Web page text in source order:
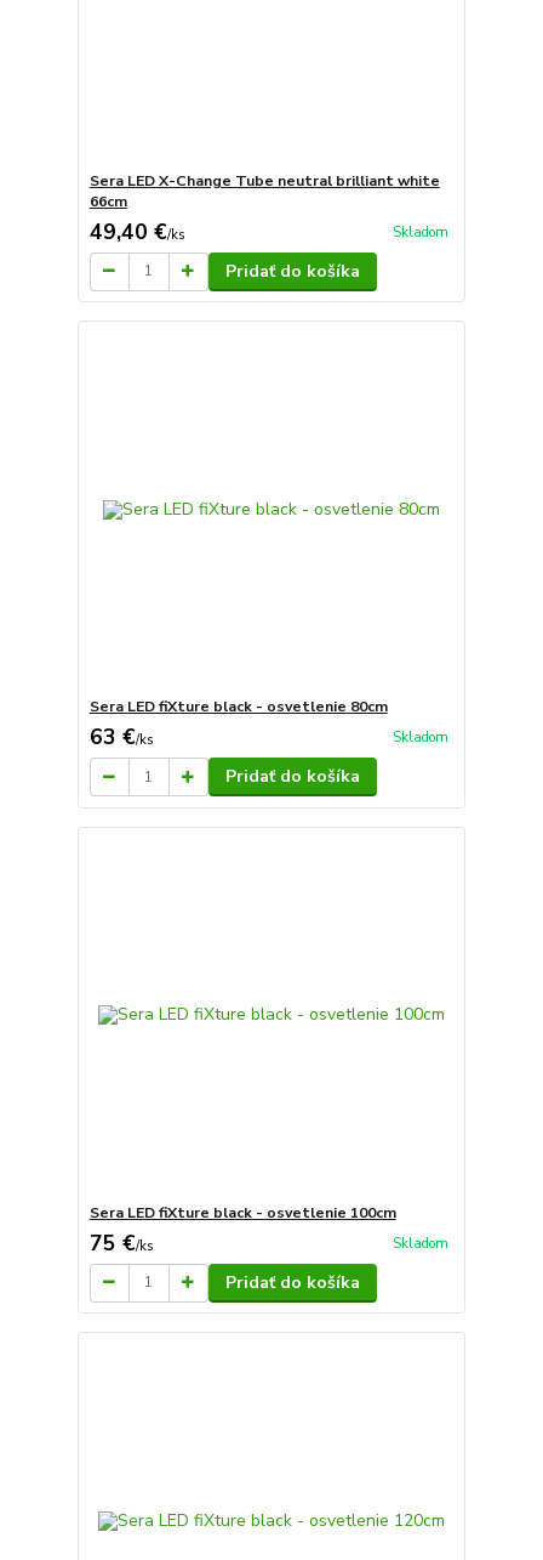
Sera LED X-Change Tube neutral brilliant white
66cm
49,40 €/ks Skladom
Pridať do košíka
Sera LED fiXture black - osvetlenie 80cm
63 €/ks Skladom
Pridať do košíka
Sera LED fiXture black - osvetlenie 100cm
75 €/ks Skladom
Pridať do košíka